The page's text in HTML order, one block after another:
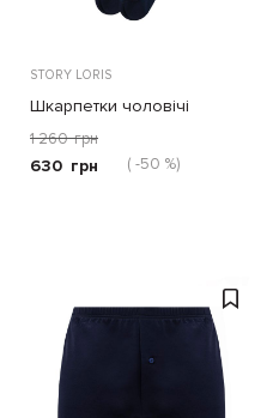
STORY LORIS
Шкарпетки чоловічі
1 260 грн
630 грн ( -50 %)